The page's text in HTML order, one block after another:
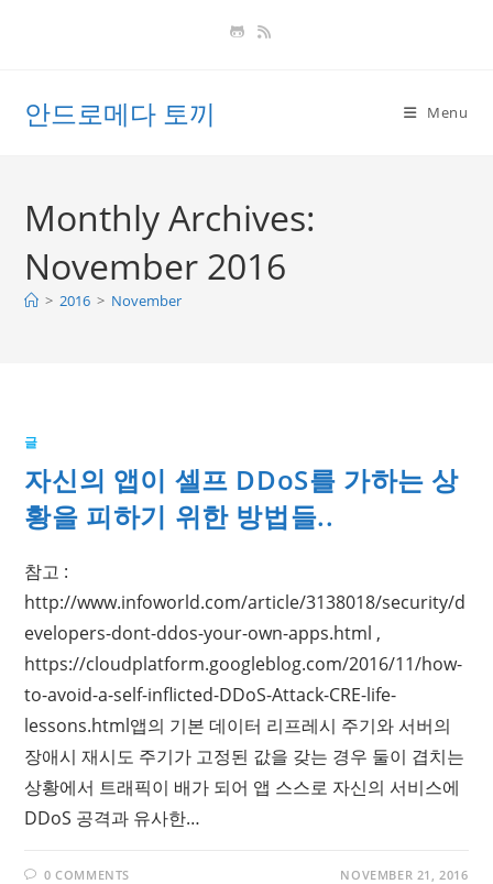
안드로메다 토끼 Menu
Monthly Archives:
November 2016
> 2016 > November
글
자신의 앱이 셀프 DDoS를 가하는 상
황을 피하기 위한 방법들..
참고 :
http://www.infoworld.com/article/3138018/security/d
evelopers-dont-ddos-your-own-apps.html ,
https://cloudplatform.googleblog.com/2016/11/how-
to-avoid-a-self-inflicted-DDoS-Attack-CRE-life-
lessons.html앱의 기본 데이터 리프레시 주기와 서버의
장애시 재시도 주기가 고정된 값을 갖는 경우 둘이 겹치는
상황에서 트래픽이 배가 되어 앱 스스로 자신의 서비스에
DDoS 공격과 유사한…
0 COMMENTS NOVEMBER 21, 2016